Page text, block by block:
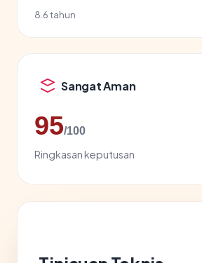
8.6 tahun
Sangat Aman
95/100
Ringkasan keputusan